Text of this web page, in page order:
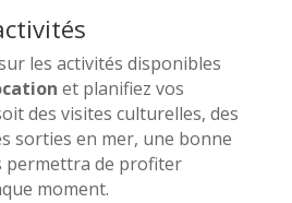
les activités disponibles
et planifiez vos
des visites culturelles, des
sorties en mer, une bonne
permettra de profiter
moment.